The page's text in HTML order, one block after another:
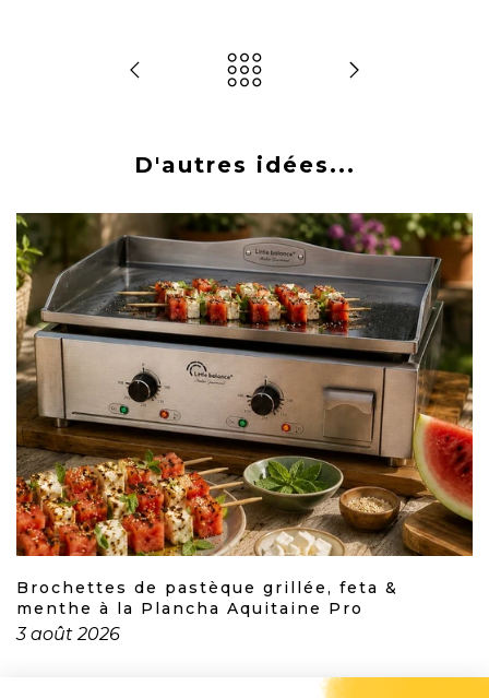
D'autres idées...
Brochettes de pastèque grillée, feta &
menthe à la Plancha Aquitaine Pro
3 août 2026